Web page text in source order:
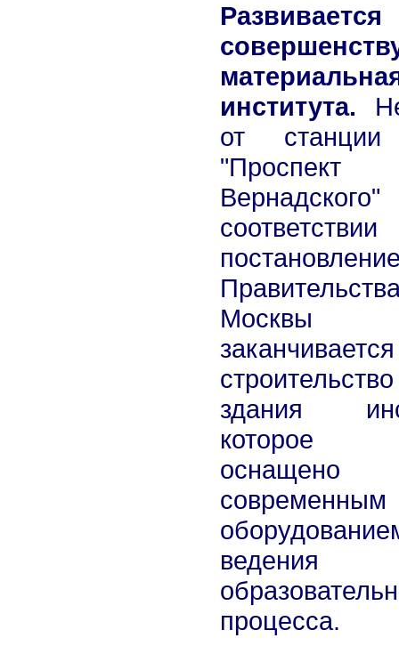
института.
от
"Проспект
Москвы
заканчивается
здания
которое
оснащено
современным
ведения
процесса.